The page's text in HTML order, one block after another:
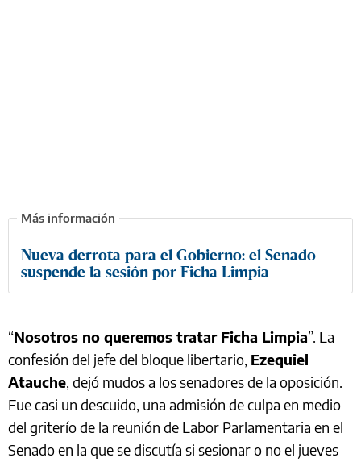
Nueva derrota para el Gobierno: el Senado
suspende la sesión por Ficha Limpia
“Nosotros no queremos tratar Ficha Limpia”. La
confesión del jefe del bloque libertario, Ezequiel
Atauche, dejó mudos a los senadores de la oposición.
Fue casi un descuido, una admisión de culpa en medio
del griterío de la reunión de Labor Parlamentaria en el
Senado en la que se discutía si sesionar o no el jueves